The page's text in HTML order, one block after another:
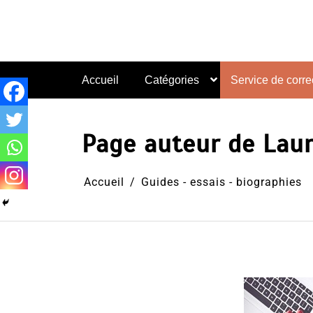
Accueil Catégories Service de
Page auteur de
Accueil Guides - essais - biographies